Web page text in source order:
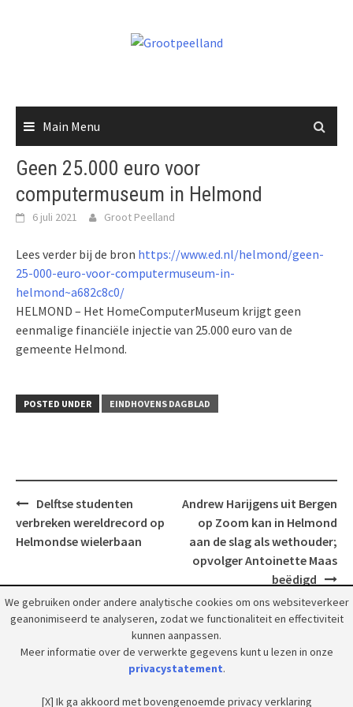
Main Menu
Geen 25.000 euro voor
computermuseum in Helmond
6 juli 2021 Groot Peelland
Lees verder bij de bron https://www.ed.nl/helmond/geen-
25-000-euro-voor-computermuseum-in-
helmond~a682c8c0/
HELMOND – Het HomeComputerMuseum krijgt geen
eenmalige financiële injectie van 25.000 euro van de
gemeente Helmond.
POSTED UNDER EINDHOVENS DAGBLAD
Post
navigation
Delftse studenten
verbreken wereldrecord op
Helmondse wielerbaan
Andrew Harijgens uit Bergen
op Zoom kan in Helmond
aan de slag als wethouder;
opvolger Antoinette Maas
beëdigd
© 2018 Grootpeelland. Alle rechten voorbehouden.
We gebruiken onder andere analytische cookies om ons websiteverkeer
geanonimiseerd te analyseren, zodat we functionaliteit en effectiviteit
kunnen aanpassen.
Meer informatie over de verwerkte gegevens kunt u lezen in onze
privacystatement.
[X] Ik ga akkoord met bovengenoemde privacy verklaring